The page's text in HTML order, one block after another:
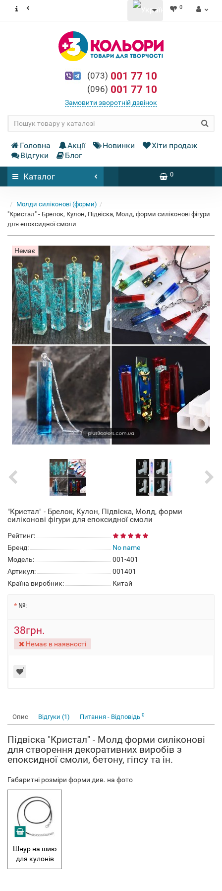
0
(073) 001 77 10
(096) 001 77 10
Замовити зворотній дзвінок
Головна Акції Новинки
Хіти продаж
Відгуки
Блог
Каталог 0
Молди силіконові (форми)
"Кристал" - Брелок, Кулон, Підвіска, Молд, форми силіконові фігури
для епоксидної смоли
Немає
"Кристал" - Брелок, Кулон, Підвіска, Молд, форми
силіконові фігури для епоксидної смоли
Рейтинг:
Бренд:
No name
Модель:
001-401
Артикул:
001401
Країна виробник:
Китай
№:
38грн.
Немає в наявності
Опис Відгуки (1) Питання - Відповідь 0
Підвіска "Кристал" - Молд форми силіконові
для створення декоративних виробів з
епоксидної смоли, бетону, гіпсу та ін.
Габаритні розміри форми див. на фото
Шнур на шию
для кулонів